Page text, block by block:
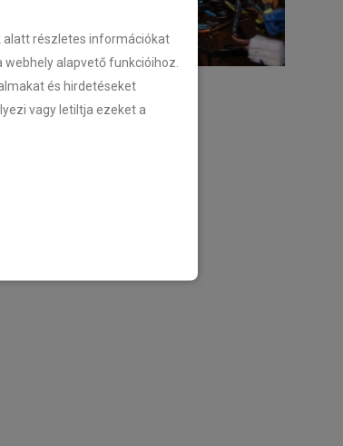
alatt részletes információkat
alapvető funkcióihoz.
és hirdetéseket
vagy letiltja ezeket a